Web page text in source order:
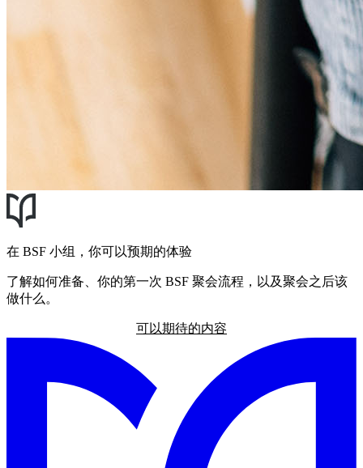
在 BSF 小组，你可以预期的体验
了解如何准备、你的第一次 BSF 聚会流程，以及聚会之后该
做什么。
可以期待的内容